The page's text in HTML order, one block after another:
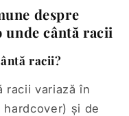
despre
cântă racii
racii?
racii variază în
și de